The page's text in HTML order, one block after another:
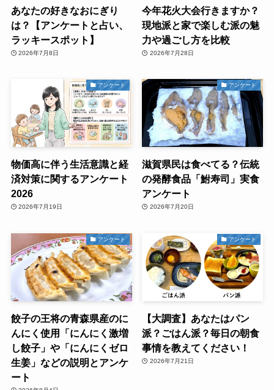
あなたの好きなおにぎり
は？【アンケートと占い、
ラッキースポット】
2026年7月8日
今年花火大会行きますか？
現地派と家で楽しむ派の魅
力や過ごし方を比較
2026年7月28日
アンケート
物価高に伴う生活意識と経
済対策に関するアンケート
2026
2026年7月19日
アンケート
滋賀県民は食べてる？伝統
の発酵食品「鮒寿司」実食
アンケート
2026年7月20日
アンケート
餃子の王将の青森県産のに
んにく使用「にんにく激増
し餃子」や「にんにくゼロ
生姜」などの説明とアンケ
ート
アンケート
【大調査】あなたはパン
派？ごはん派？毎日の朝食
事情を教えてください！
2026年7月21日